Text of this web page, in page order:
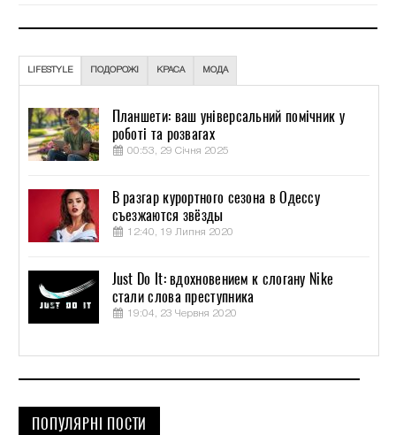
LIFESTYLE ПОДОРОЖІ КРАСА МОДА
Планшети: ваш універсальний помічник у
роботі та розвагах
00:53, 29 Січня 2025
В разгар курортного сезона в Одессу
съезжаются звёзды
12:40, 19 Липня 2020
Just Do It: вдохновением к слогану Nike
стали слова преступника
19:04, 23 Червня 2020
ПОПУЛЯРНІ ПОСТИ